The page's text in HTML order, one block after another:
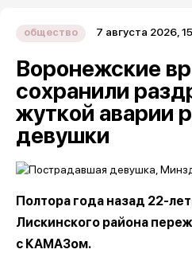
общество 7 августа 2026,
Воронежские
сохранили
жуткой аварии
девушки
Полтора года назад 22-
Лискинского района
с КАМАЗом.